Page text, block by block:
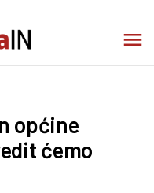
općine
ćemo